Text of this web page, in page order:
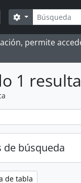
Búsqueda
Search options
permite
1
de búsqueda
de tabla